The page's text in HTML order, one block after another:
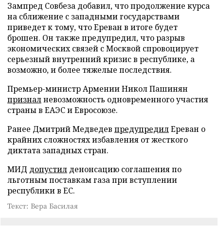
Зампред Совбеза добавил, что продолжение курса
на сближение с западными государствами
приведет к тому, что Ереван в итоге будет
брошен. Он также предупредил, что разрыв
экономических связей с Москвой спровоцирует
серьезный внутренний кризис в республике, а
возможно, и более тяжелые последствия.
Премьер-министр Армении Никол Пашинян
призналневозможность одновременного участия
страны в ЕАЭС и Евросоюзе.
Ранее Дмитрий Медведев предупредилЕреван о
крайних сложностях избавления от жесткого
диктата западных стран.
МИД допустил денонсацию соглашения по
льготным поставкам газа при вступлении
республики в ЕС.
Текст: Вера Басилая